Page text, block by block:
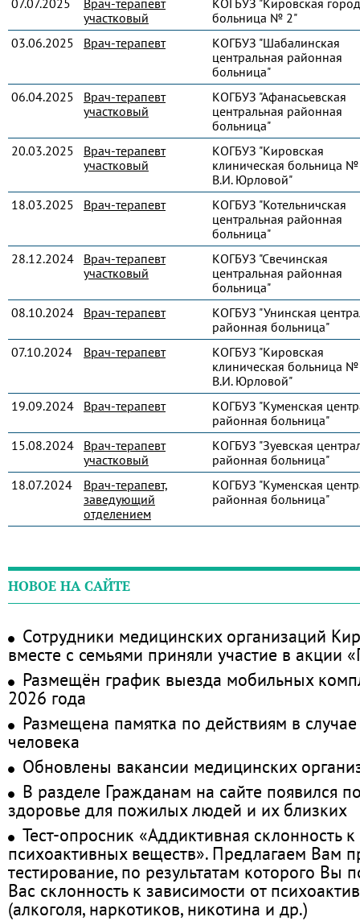
07.07.2025
Врач-терапевт
участковый
КОГБУЗ "Кировская
больница № 2"
03.06.2025
Врач-терапевт
КОГБУЗ "Шабалинская
центральная районная
больница"
06.04.2025
Врач-терапевт
участковый
КОГБУЗ "Афанасьевская
центральная районная
больница"
20.03.2025
Врач-терапевт
участковый
КОГБУЗ "Кировская
клиническая больница
В.И. Юрловой"
18.03.2025
Врач-терапевт
КОГБУЗ "Котельничская
центральная районная
больница"
28.12.2024
Врач-терапевт
участковый
КОГБУЗ "Свечинская
центральная районная
больница"
08.10.2024
Врач-терапевт
КОГБУЗ "Унинская
районная больница"
07.10.2024
Врач-терапевт
КОГБУЗ "Кировская
клиническая больница
В.И. Юрловой"
19.09.2024
Врач-терапевт
КОГБУЗ "Куменская
районная больница"
15.08.2024
Врач-терапевт
участковый
КОГБУЗ "Зуевская
районная больница"
18.07.2024
Врач-терапевт,
заведующий
отделением
КОГБУЗ "Куменская
районная больница"
НОВОЕ НА САЙТЕ
Сотрудники медицинских организаций
вместе с семьями приняли участие в акции
Размещён график выезда мобильных
2026 года
Размещена памятка по действиям в
человека
Обновлены вакансии медицинских
В разделе Гражданам на сайте появился
здоровье для пожилых людей и их близких
Тест-опросник «Аддиктивная склонность
психоактивных веществ». Предлагаем Вам
тестирование, по результатам которого Вы
Вас склонность к зависимости от
(алкоголя, наркотиков, никотина и др.)